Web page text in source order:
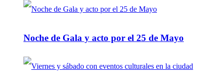
Noche de Gala y acto por el 25 de Mayo